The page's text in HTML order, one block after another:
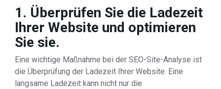
1. Überprüfen Sie die Ladezeit
Ihrer Website und optimieren
Sie sie.
Eine wichtige Maßnahme bei der SEO-Site-Analyse ist
die Überprüfung der Ladezeit Ihrer Website. Eine
langsame Ladezeit kann nicht nur die